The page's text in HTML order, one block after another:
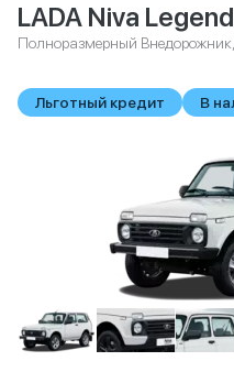
LADA Niva
Полноразмерный
Льготный кредит В